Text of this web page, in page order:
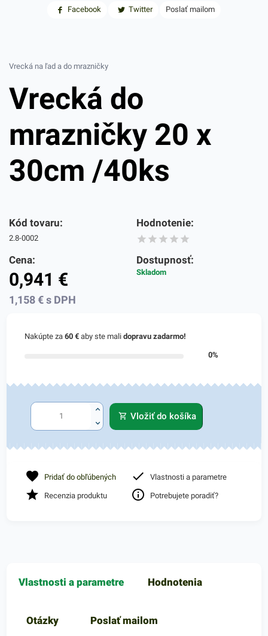
Facebook Twitter Poslať mailom
Vrecká na ľad a do mrazničky
Vrecká do
mrazničky 20 x
30cm /40ks
Kód tovaru:
2.8-0002
Hodnotenie:
Cena:
0,941 €
1,158€ s DPH
Dostupnosť:
Skladom
Nakúpte za60 € aby ste malidopravu zadarmo!
0%
Vložiť do košíka
Pridať do obľúbených Vlastnosti a parametre
Recenzia produktu Potrebujete poradiť?
Vlastnosti a parametre Hodnotenia
Otázky Poslať mailom